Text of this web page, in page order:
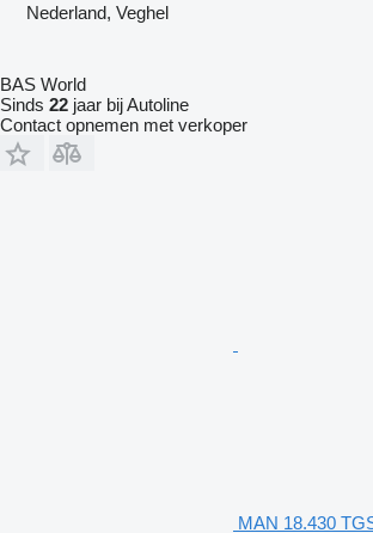
Nederland, Veghel
BAS World
Sinds 22 jaar bij Autoline
Contact opnemen met verkoper
MAN 18.430